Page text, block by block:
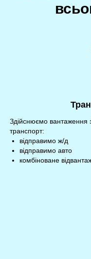
Здійснюємо вантаження
транспорт:
відправимо ж/д
відправимо авто
комбіноване